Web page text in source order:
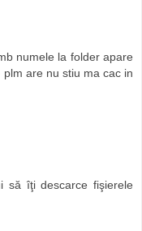
numele la folder apare
are nu stiu ma cac in
să îţi descarce fişierele